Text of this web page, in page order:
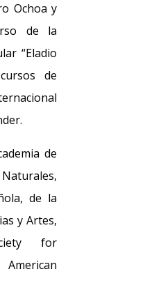
Ochoa y
de la
“Eladio
de
de
de la
y Artes,
for